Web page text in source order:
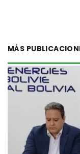
MÁS